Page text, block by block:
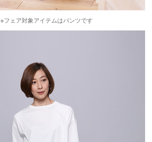
※フェア対象アイテムはパンツです